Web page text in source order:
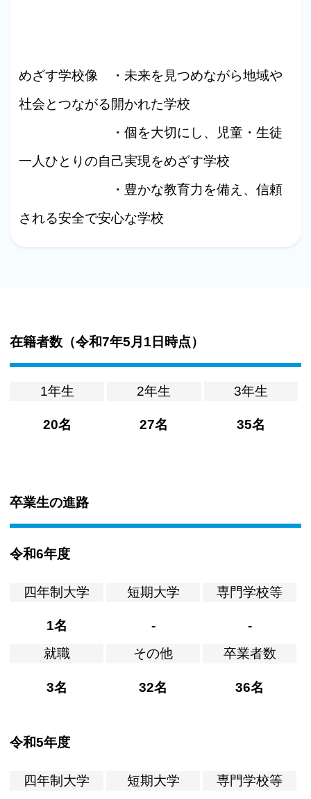
めざす学校像 ・未来を見つめながら地域や
社会とつながる開かれた学校
・個を大切にし、児童・生徒
一人ひとりの自己実現をめざす学校
・豊かな教育力を備え、信頼
される安全で安心な学校
在籍者数（令和7年5月1日時点）
1年生
20名
2年生
27名
3年生
35名
卒業生の進路
令和6年度
四年制大学
1名
短期大学
-
専門学校等
-
就職
3名
その他
32名
卒業者数
36名
令和5年度
四年制大学 短期大学 専門学校等